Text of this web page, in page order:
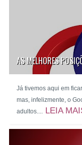
AS MELHORES
Já tivemos aqui em
mas, infelizmente, o
adultos.... LEIA